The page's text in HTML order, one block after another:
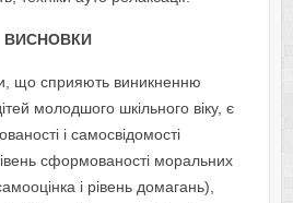
ВИСНОВКИ
що сприяють виникненню
молодшого шкільного віку, є
і самосвідомості
сформованості моральних
і рівень домагань),